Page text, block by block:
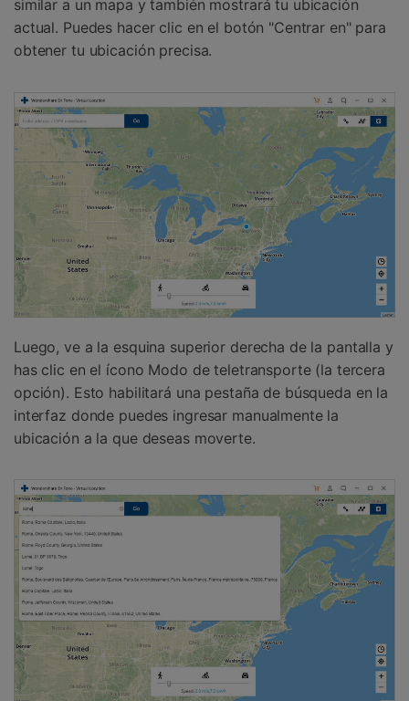
similar a un mapa y también mostrará tu ubicación
actual. Puedes hacer clic en el botón "Centrar en" para
obtener tu ubicación precisa.
Luego, ve a la esquina superior derecha de la pantalla y
has clic en el ícono Modo de teletransporte (la tercera
opción). Esto habilitará una pestaña de búsqueda en la
interfaz donde puedes ingresar manualmente la
ubicación a la que deseas moverte.